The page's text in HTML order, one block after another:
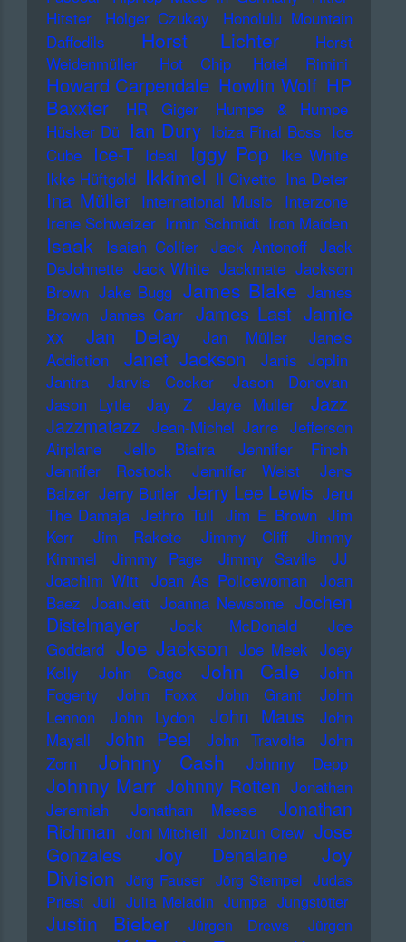
Hitster
Holger Czukay
Honolulu Mountain
Daffodils
Horst Lichter
Horst
Weidenmüller
Hot Chip Hotel Rimini
Howard Carpendale Howlin Wolf HP
Baxxter
HR Giger
Humpe & Humpe
Hüsker Dü Ian Dury Ibiza Final Boss Ice
Cube
Ice-T Ideal Iggy Pop Ike White
Ikke Hüftgold Ikkimel Il Civetto Ina Deter
Ina Müller International Music Interzone
Irene Schweizer Irmin Schmidt Iron Maiden
Isaak Isaiah Collier Jack Antonoff Jack
DeJohnette Jack White Jackmate Jackson
Brown Jake Bugg James Blake James
Brown James Carr James Last Jamie
xx
Jan Delay Jan Müller
Jane's
Addiction
Janet Jackson
Janis Joplin
Jantra
Jarvis Cocker
Jason Donovan
Jason Lytle
Jay Z Jaye Muller Jazz
Jazzmatazz Jean-Michel Jarre Jefferson
Airplane
Jello Biafra
Jennifer Finch
Jennifer Rostock
Jennifer Weist
Jens
Balzer Jerry Butler Jerry Lee Lewis Jeru
The Damaja Jethro Tull Jim E Brown Jim
Kerr
Jim Rakete Jimmy Cliff
Jimmy
Kimmel
Jimmy Page Jimmy Savile
JJ
Joachim Witt Joan As Policewoman Joan
Baez JoanJett Joanna Newsome Jochen
Distelmayer
Jock McDonald
Joe
Goddard Joe Jackson Joe Meek Joey
Kelly
John Cage John Cale
John
Fogerty
John Foxx John Grant
John
Lennon
John Lydon John Maus
John
Mayall
John Peel John Travolta
John
Zorn
Johnny Cash Johnny Depp
Johnny Marr Johnny Rotten Jonathan
Jeremiah
Jonathan Meese
Jonathan
Richman Joni Mitchell Jonzun Crew Jose
Gonzales
Joy Denalane
Joy
Division Jörg Fauser Jörg Stempel Judas
Priest Juli Julia Meladin Jumpa Jungstötter
Justin Bieber Jürgen Drews
Jürgen